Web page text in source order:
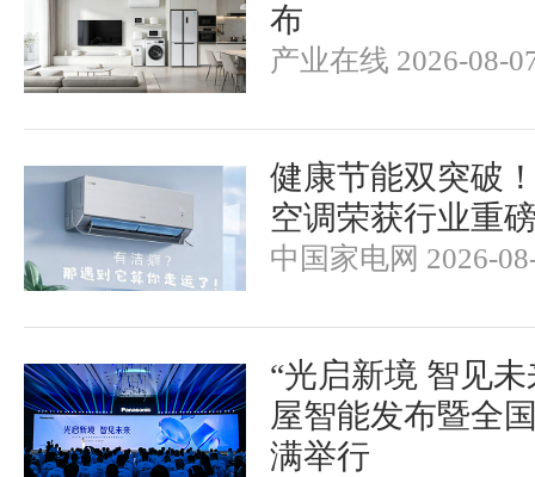
布
产业在线 2026-08-
健康节能双突破
空调荣获行业重
中国家电网 2026-
“光启新境 智见
屋智能发布暨全
满举行